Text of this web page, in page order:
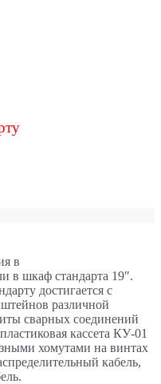
в
в шкаф стандарта 19″.
достигается с
различной
сварных соединений
кассета КУ-01
хомутами на винтах
кабель,